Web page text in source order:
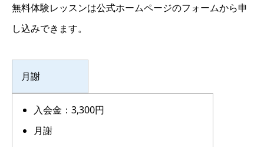
無料体験レッスンは公式ホームページのフォームから申
し込みできます。
月謝
入会金：3,300円
月謝